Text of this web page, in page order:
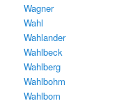
Wagner
Wahl
Wahlander
Wahlbeck
Wahlberg
Wahlbohm
Wahlbom